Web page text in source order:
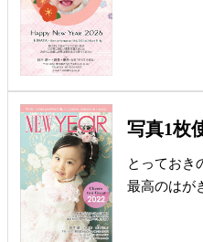
写真1枚
とっておき
最高のはが